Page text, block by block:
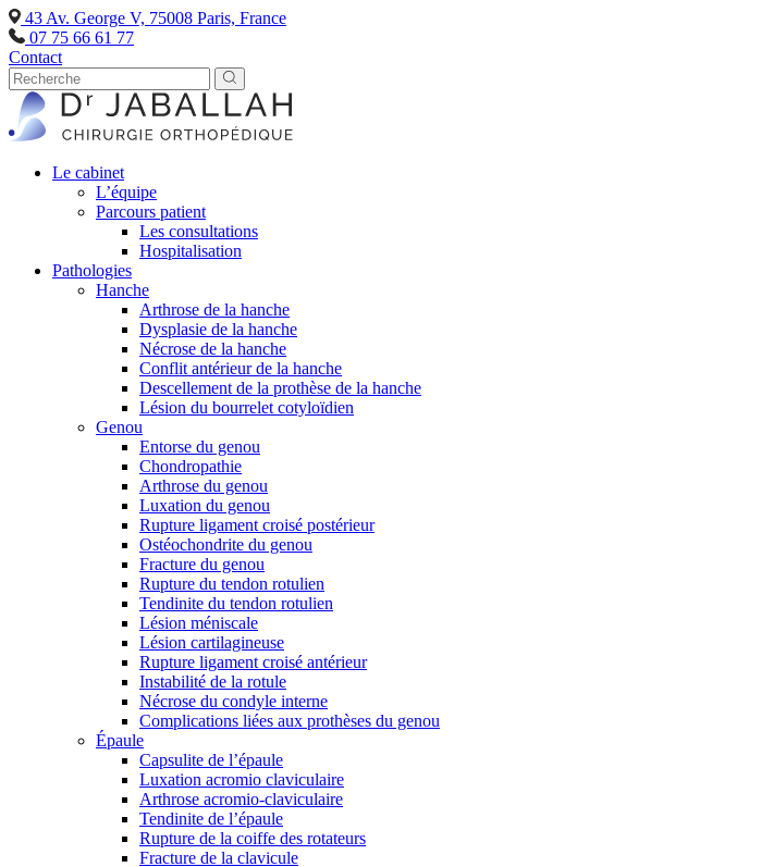
43 Av. George V, 75008 Paris, France
07 75 66 61 77
Contact
Le cabinet
L’équipe
Parcours patient
Les consultations
Hospitalisation
Pathologies
Hanche
Arthrose de la hanche
Dysplasie de la hanche
Nécrose de la hanche
Conflit antérieur de la hanche
Descellement de la prothèse de la hanche
Lésion du bourrelet cotyloïdien
Genou
Entorse du genou
Chondropathie
Arthrose du genou
Luxation du genou
Rupture ligament croisé postérieur
Ostéochondrite du genou
Fracture du genou
Rupture du tendon rotulien
Tendinite du tendon rotulien
Lésion méniscale
Lésion cartilagineuse
Rupture ligament croisé antérieur
Instabilité de la rotule
Nécrose du condyle interne
Complications liées aux prothèses du genou
Épaule
Capsulite de l’épaule
Luxation acromio claviculaire
Arthrose acromio-claviculaire
Tendinite de l’épaule
Rupture de la coiffe des rotateurs
Fracture de la clavicule